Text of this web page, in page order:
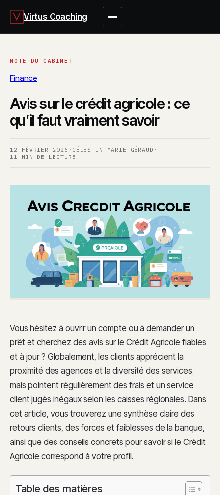
Virtus Coaching
Finance
Avis sur le crédit agricole : ce
qu’il faut vraiment savoir
12 FÉVRIER 2026 · CÉLESTIN-MARIE GÉRAUD ·
11 MIN DE LECTURE
Vous hésitez à ouvrir un compte ou à demander un
prêt et cherchez des avis sur le Crédit Agricole fiables
et à jour ? Globalement, les clients apprécient la
proximité des agences et la diversité des services,
mais pointent régulièrement des frais et un service
client jugés inégaux selon les caisses régionales. Dans
cet article, vous trouverez une synthèse claire des
retours clients, des forces et faiblesses de la banque,
ainsi que des conseils concrets pour savoir si le Crédit
Agricole correspond à votre profil.
Table des matières